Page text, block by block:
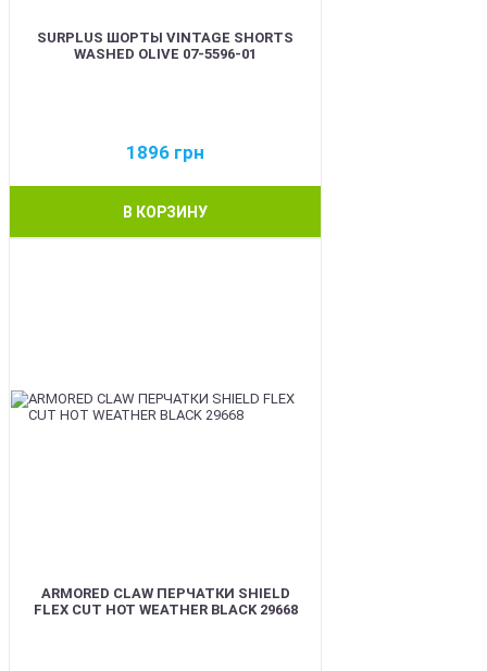
SURPLUS ШОРТЫ VINTAGE SHORTS
WASHED OLIVE 07-5596-01
1896 грн
В КОРЗИНУ
ARMORED CLAW ПЕРЧАТКИ SHIELD
FLEX CUT HOT WEATHER BLACK 29668